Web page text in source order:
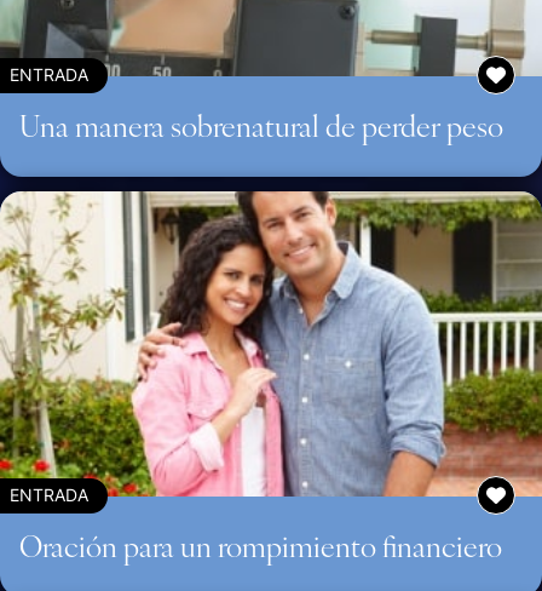
ENTRADA
Una manera sobrenatural de perder peso
ENTRADA
Oración para un rompimiento financiero